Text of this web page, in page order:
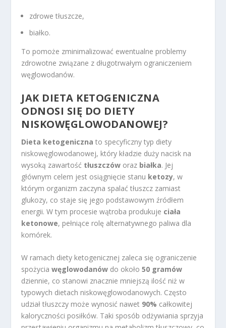
zdrowe tłuszcze,
białko.
To pomoże zminimalizować ewentualne problemy
zdrowotne związane z długotrwałym ograniczeniem
węglowodanów.
JAK DIETA KETOGENICZNA
ODNOSI SIĘ DO DIETY
NISKOWĘGLOWODANOWEJ?
Dieta ketogeniczna to specyficzny typ diety
niskowęglowodanowej, który kładzie duży nacisk na
wysoką zawartość tłuszczów oraz białka. Jej
głównym celem jest osiągnięcie stanu ketozy, w
którym organizm zaczyna spalać tłuszcz zamiast
glukozy, co staje się jego podstawowym źródłem
energii. W tym procesie wątroba produkuje ciała
ketonowe, pełniące rolę alternatywnego paliwa dla
komórek.
W ramach diety ketogenicznej zaleca się ograniczenie
spożyciawęglowodanów do około50 gramów
dziennie, co stanowi znacznie mniejszą ilość niż w
typowych dietach niskowęglowodanowych. Często
udział tłuszczy może wynosić nawet 90% całkowitej
kaloryczności posiłków. Taki sposób odżywiania sprzyja